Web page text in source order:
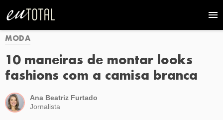
MODA
10 maneiras de montar looks
fashions com a camisa branca
Ana Beatriz Furtado
Jornalista